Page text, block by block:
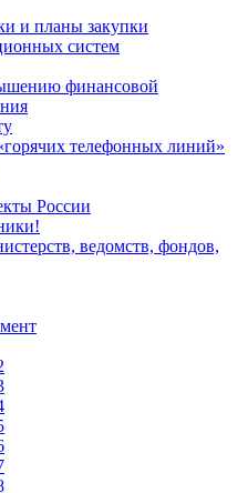
и планы закупки
систем
финансовой
телефонных линий»
России
ведомств, фондов,